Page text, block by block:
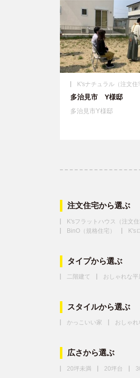
K'sナチュラル（注文住
多治見市 Y様邸
多治見市Y様邸
注文住宅から選ぶ
K'sフラットハウス（注文住
BinO（規格住宅）
K's
タイプから選ぶ
二階建て おしゃれな平
スタイルから選ぶ
かっこいい家 おしゃれ
広さから選ぶ
20坪未満 20坪台